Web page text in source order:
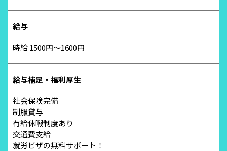
給与
時給 1500円～1600円
給与補足・福利厚生
社会保険完備
制服貸与
有給休暇制度あり
交通費支給
就労ビザの無料サポート！